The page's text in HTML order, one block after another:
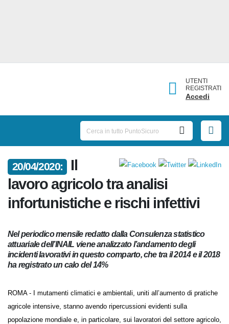
UTENTI
REGISTRATI
Accedi
20/04/2020:
Il
lavoro agricolo tra analisi
infortunistiche e rischi infettivi
Nel periodico mensile redatto dalla Consulenza statistico
attuariale dell’INAIL viene analizzato l’andamento degli
incidenti lavorativi in questo comparto, che tra il 2014 e il
2018 ha registrato un calo del 14%
ROMA - I mutamenti climatici e ambientali, uniti all’aumento di
pratiche agricole intensive, stanno avendo ripercussioni evidenti sulla
popolazione mondiale e, in particolare, sui lavoratori del settore